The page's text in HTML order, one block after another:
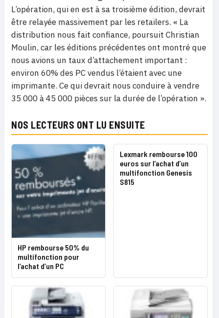
L’opération, qui en est à sa troisième édition, devrait
être relayée massivement par les retailers. « La
distribution nous fait confiance, poursuit Christian
Moulin, car les éditions précédentes ont montré que
nous avions un taux d’attachement important :
environ 60% des PC vendus l’étaient avec une
imprimante. Ce qui devrait nous conduire à vendre
35 000 à 45 000 pièces sur la durée de l’opération ».
NOS LECTEURS ONT LU ENSUITE
HP rembourse 50% du
multifonction pour
l’achat d’un PC
Lexmark rembourse 100
euros sur l’achat d’un
multifonction Genesis
S815